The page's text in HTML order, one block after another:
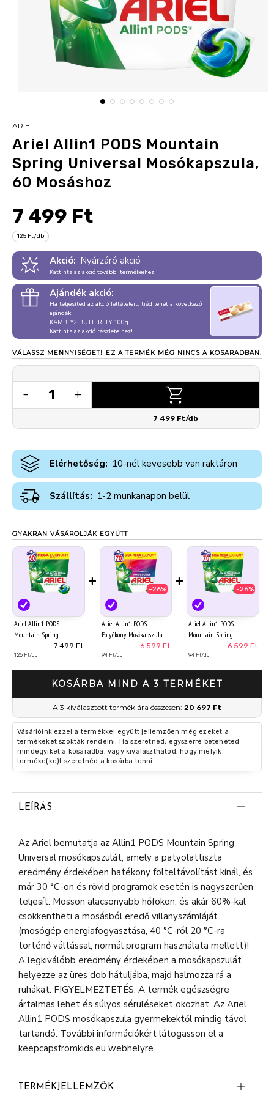
ARIEL
Ariel Allin1 PODS Mountain
Spring Universal Mosókapszula,
60 Mosáshoz
7 499 Ft
125 Ft/db
Akció: Nyárzáró akció
Kattints az akció további termékeihez!
Ajándék akció:
Ha teljesíted az akció feltételeit, tiéd lehet a következő
ajándék:
KAMBLY2 BUTTERFLY 100g
Kattints az akció részleteihez!
VÁLASSZ MENNYISÉGET! EZ A TERMÉK MÉG NINCS A KOSARADBAN.
- 1 +
7 499 Ft/db
Elérhetőség: 10-nél kevesebb van raktáron
Szállítás: 1-2 munkanapon belül
GYAKRAN VÁSÁROLJÁK EGYÜTT
Ariel Allin1 PODS
Mountain Spring
Universal Mosókapszula,
60 Mosáshoz
7 499 Ft
125 Ft/db
+
-26%
Ariel Allin1 PODS
Folyékony Mosókapszula
Színes Ruhákhoz, 70
Mosáshoz
6 599 Ft
94 Ft/db
+
-26%
Ariel Allin1 PODS
Mountain Spring
Universal Mosókapszula,
70 Mosáshoz
6 599 Ft
94 Ft/db
KOSÁRBA MIND A 3 TERMÉKET
A 3 kiválasztott termék ára összesen: 20 697 Ft
Vásárlóink ezzel a termékkel együtt jellemzően még ezeket a
termékeket szokták rendelni. Ha szeretnéd, egyszerre beteheted
mindegyiket a kosaradba, vagy kiválaszthatod, hogy melyik
terméke(ke)t szeretnéd a kosárba tenni.
LEÍRÁS
Az Ariel bemutatja az Allin1 PODS Mountain Spring
Universal mosókapszulát, amely a patyolattiszta
eredmény érdekében hatékony folteltávolítást kínál, és
már 30 °C-on és rövid programok esetén is nagyszerűen
teljesít. Mosson alacsonyabb hőfokon, és akár 60%-kal
csökkentheti a mosásból eredő villanyszámláját
(mosógép energiafogyasztása, 40 °C-ról 20 °C-ra
történő váltással, normál program használata mellett)!
A legkiválóbb eredmény érdekében a mosókapszulát
helyezze az üres dob hátuljába, majd halmozza rá a
ruhákat. FIGYELMEZTETÉS: A termék egészségre
ártalmas lehet és súlyos sérüléseket okozhat. Az Ariel
Allin1 PODS mosókapszula gyermekektől mindig távol
tartandó. További információkért látogasson el a
keepcapsfromkids.eu webhelyre.
TERMÉKJELLEMZŐK